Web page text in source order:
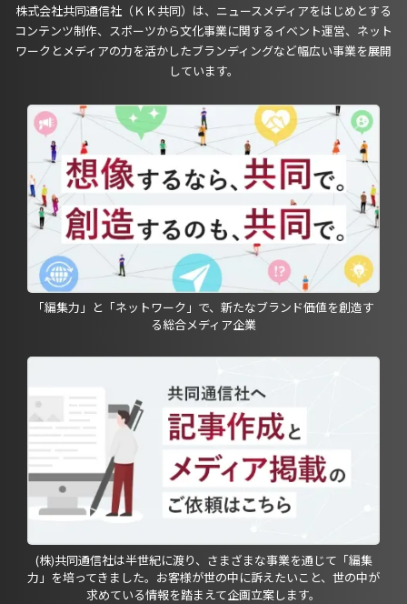
株式会社共同通信社（ＫＫ共同）は、ニュースメディアをはじめとする
コンテンツ制作、スポーツから文化事業に関するイベント運営、ネット
ワークとメディアの力を活かしたブランディングなど幅広い事業を展開
しています。
「編集力」と「ネットワーク」で、新たなブランド価値を創造す
る総合メディア企業
(株)共同通信社は半世紀に渡り、さまざまな事業を通じて「編集
力」を培ってきました。お客様が世の中に訴えたいこと、世の中が
求めている情報を踏まえて企画立案します。